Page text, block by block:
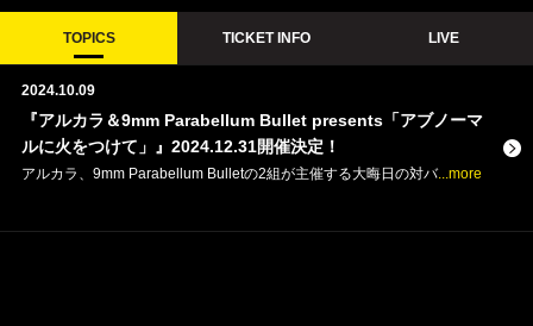
TOPICS TICKET INFO LIVE
2024.10.09
『アルカラ＆9mm Parabellum Bullet presents「アブノーマ
ルに火をつけて」』2024.12.31開催決定！
アルカラ、9mm Parabellum Bulletの2組が主催する大晦日の対バ...more